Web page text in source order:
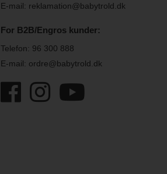
E-mail: reklamation@babytrold.dk
For B2B/Engros kunder:
Telefon: 96 300 888
E-mail: ordre@babytrold.dk